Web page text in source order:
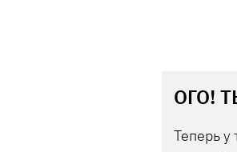
ОГО!
Теперь у